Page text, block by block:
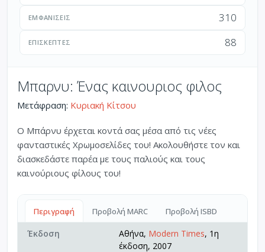
ΕΜΦΑΝΊΣΕΙΣ 310
ΕΠΙΣΚΈΠΤΕΣ 88
Μπαρνυ: Ένας καινουριος φιλος
Μετάφραση: Κυριακή Κίτσου
O Mπάρνυ έρχεται κοντά σας μέσα από τις νέες
φανταστικές Χρωμοσελίδες του! Ακολουθήστε τον και
διασκεδάστε παρέα με τους παλιούς και τους
καινούριους φίλους του!
Περιγραφή Προβολή MARC Προβολή ISBD
Έκδοση Αθήνα, Modern Times, 1η
έκδοση, 2007